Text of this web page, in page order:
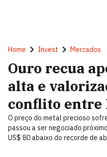
Home Invest Mercados
Ouro recua
alta e
conflito entre
O preço do metal precioso
passou a ser negociado
US$ 80 abaixo do recorde de